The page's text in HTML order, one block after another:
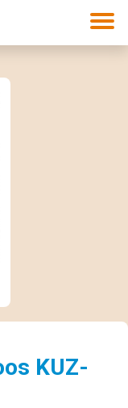
KUZ-